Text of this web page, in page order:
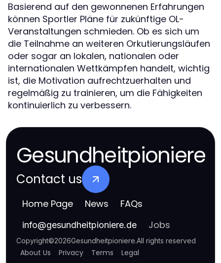
Basierend auf den gewonnenen Erfahrungen
können Sportler Pläne für zukünftige OL-
Veranstaltungen schmieden. Ob es sich um
die Teilnahme an weiteren Orkutierungsläufen
oder sogar an lokalen, nationalen oder
internationalen Wettkämpfen handelt, wichtig
ist, die Motivation aufrechtzuerhalten und
regelmäßig zu trainieren, um die Fähigkeiten
kontinuierlich zu verbessern.
Gesundheitpioniere
Contact us
Home Page News FAQs
info@gesundheitpioniere.de Jobs
Copyright©2026Gesundheitpioniere.All rights reserved
About Us Privacy Terms Legal